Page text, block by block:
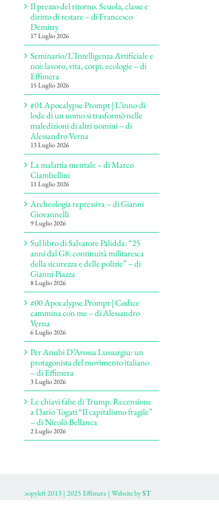
Il prezzo del ritorno. Scuola, classe e
diritto di restare – di Francesco
Demitry
17 Luglio 2026
Seminario/L’Intelligenza Artificiale e
noi: lavoro, vita, corpi, ecologie – di
Effimera
15 Luglio 2026
#01 Apocalypse Prompt | L’inno di
lode di un uomo si trasformò nelle
maledizioni di altri uomini – di
Alessandro Verna
13 Luglio 2026
La malattia mentale – di Marco
Ciambellini
11 Luglio 2026
Archeologia repressiva – di Gianni
Giovannelli
9 Luglio 2026
Sul libro di Salvatore Palidda: “25
anni dal G8: continuità militaresca
della sicurezza e delle polizie” – di
Gianni Piazza
8 Luglio 2026
#00 Apocalypse Prompt | Codice
cammina con me – di Alessandro
Verna
6 Luglio 2026
Per Anubi D’Avossa Lussurgiu: un
protagonista del movimento italiano
– di Effimera
3 Luglio 2026
Le chiavi false di Trump. Recensione
a Dario Togati “Il capitalismo fragile”
– di Nicolò Bellanca
2 Luglio 2026
ɔopyleft 2013 | 2025 Effimera | Website byST